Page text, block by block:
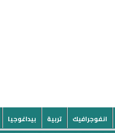
انفوجرافيك تربية بيداغوجيا